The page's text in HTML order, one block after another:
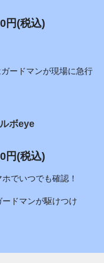
円(税込)
ードマンが現場に急行
ボeye
円(税込)
でいつでも確認！
ドマンが駆けつけ